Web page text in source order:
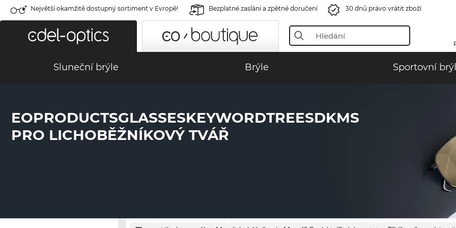
Největší okamžitě dostupný sortiment v Evropě! Bezplatné zaslání a zpětné doručení 30 dnů právo vrátit zboží
Sluneční brýle Brýle Sportovní
EOPRODUCTSGLASSESKEYWORDTREESDKMS
PRO LICHOBĚŽNÍKOVÝ TVÁŘ